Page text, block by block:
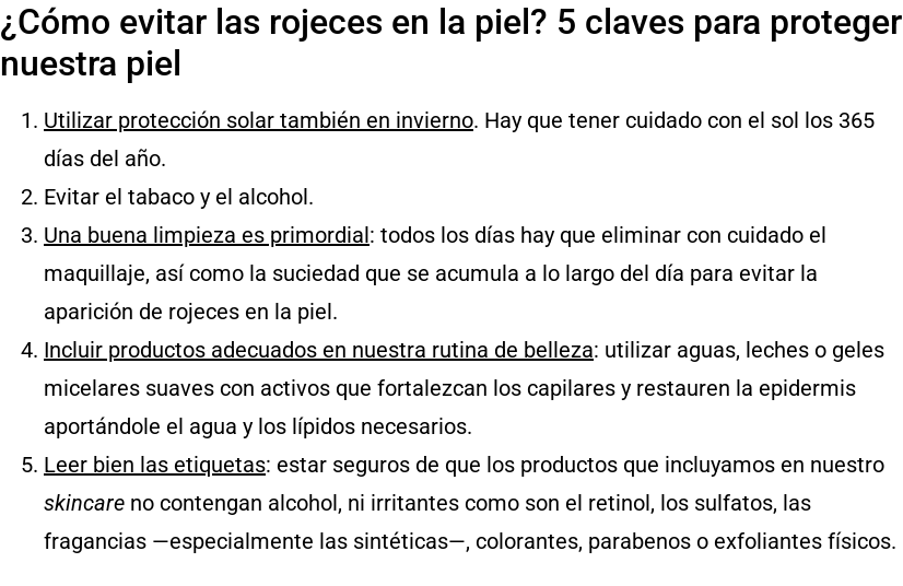
¿Cómo evitar las rojeces en la piel? 5 claves para proteger
nuestra piel
Utilizar protección solar también en invierno. Hay que tener cuidado con el sol los 365
días del año.
Evitar el tabaco y el alcohol.
Una buena limpieza es primordial: todos los días hay que eliminar con cuidado el
maquillaje, así como la suciedad que se acumula a lo largo del dí­a para evitar la
aparición de rojeces en la piel.
Incluir productos adecuados en nuestra rutina de belleza: utilizar aguas, leches o geles
micelares suaves con activos que fortalezcan los capilares y restauren la epidermis
aportándole el agua y los lípidos necesarios.
Leer bien las etiquetas: estar seguros de que los productos que incluyamos en nuestro
skincare no contengan alcohol, ni irritantes como son el retinol, los sulfatos, las
fragancias —especialmente las sintéticas—, colorantes, parabenos o exfoliantes físicos.